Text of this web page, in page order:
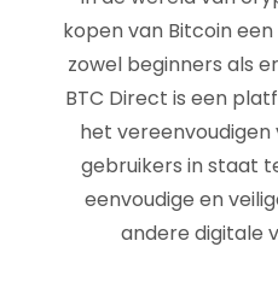
kopen van Bitcoin
zowel beginners als
BTC Direct is een
het
gebruikers in staat
eenvoudige en
andere digitale